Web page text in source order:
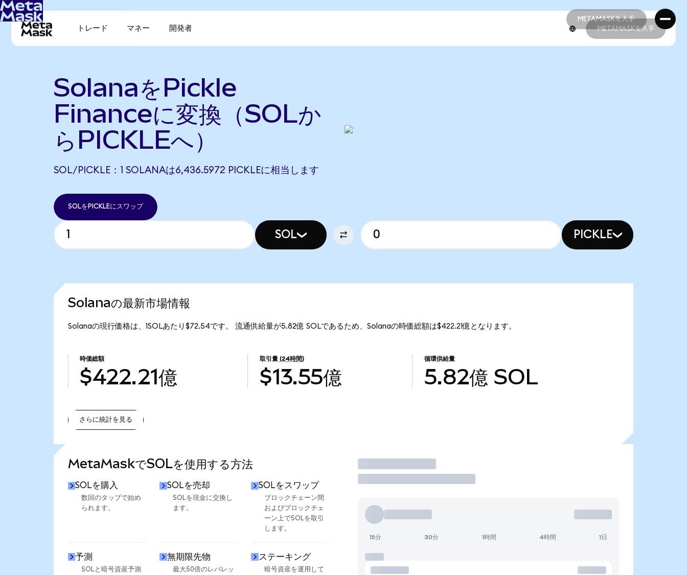
METAMASKを入手
METAMASKを入手
トレード マネー 開発者 METAMASKを入手
SolanaをPickle
Financeに変換（SOLか
らPICKLEへ）
SOL/PICKLE：1 SOLANAは6,436.5972 PICKLEに相当します
SOLをPICKLEにスワップ
SOL PICKLE
Solanaの最新市場情報
Solanaの現行価格は、1SOLあたり$72.54です。 流通供給量が5.82億 SOLであるため、Solanaの時価総額は$422.21億となります。
時価総額
$422.21億
取引量 (24時間)
$13.55億
循環供給量
5.82億 SOL
さらに統計を見る
MetaMaskでSOLを使用する方法
SOLを購入
数回のタップで始め
られます。
SOLを売却
SOLを現金に交換し
ます。
SOLをスワップ
ブロックチェーン間
およびブロックチェ
ーン上でSOLを取引
します。
予測
SOLと暗号資産予測
無期限先物
最大50倍のレバレッ
ステーキング
暗号資産を運用して
取引
15分 30分 1時間 4時間 1日